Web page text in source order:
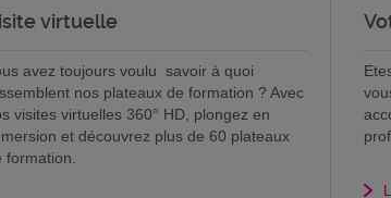
virtuelle
avez toujours voulu savoir à quoi
nos plateaux de formation ? Avec
visites virtuelles 360° HD, plongez en
et découvrez plus de 60 plateaux
formation.